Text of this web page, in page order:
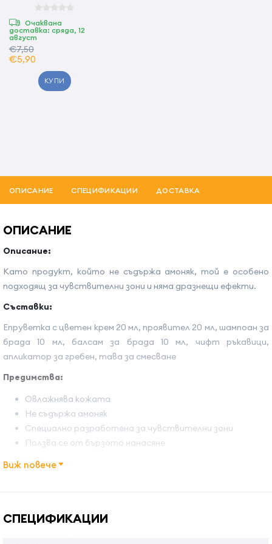
Очаквана
доставка: сряда, 12
август
€7,50
€5,90
КУПИ
ОПИСАНИЕ СПЕЦИФИКАЦИИ ДОСТАВКА
ОПИСАНИЕ
Описание:
Като продукт, който не съдържа амоняк, той е особено
подходящ за чувствителни зони и няма дразнещи ефекти.
Съставки:
Епруветка с цветен крем 20 мл, проявител 20 мл, шампоан за
брада 10 мл, балсам за брада 10 мл, чифт ръкавици,
апликатор за гребен, тава за смесване
Предимства:
Овлажнява кожата
Не съдържа амоняк
Специално разработена за чувствителни зони
Ползва се от бързото нанасяне
изчакайте с нанасянето на боята върху желаната
Виж повече
СПЕЦИФИКАЦИИ